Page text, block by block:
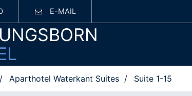
E-MAIL
Aparthotel Waterkant Suites Suite 1-15